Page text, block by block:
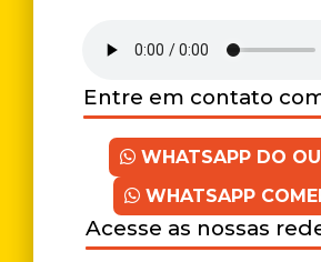
Entre em contato
WHATSAPP DO
WHATSAPP
Acesse as nossas